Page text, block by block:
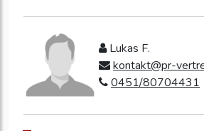
Lukas F.
kontakt@pr-
0451/80704431